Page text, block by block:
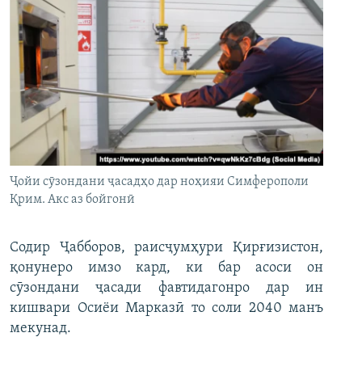
Ҷойи сӯзондани ҷасадҳо дар ноҳияи Симферополи
Қрим. Акс аз бойгонӣ
Содир Ҷабборов, раисҷумҳури Қирғизистон,
қонунеро имзо кард, ки бар асоси он
сӯзондани ҷасади фавтидагонро дар ин
кишвари Осиёи Марказӣ то соли 2040 манъ
мекунад.